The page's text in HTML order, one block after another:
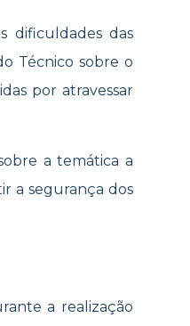
dificuldades das
Técnico sobre o
por atravessar
a temática a
a segurança dos
a realização